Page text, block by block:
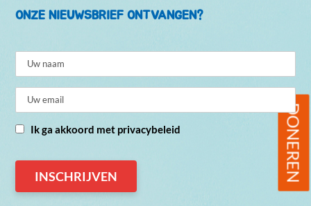
DONEREN
ONZE NIEUWSBRIEF ONTVANGEN?
Ik ga akkoord met privacybeleid